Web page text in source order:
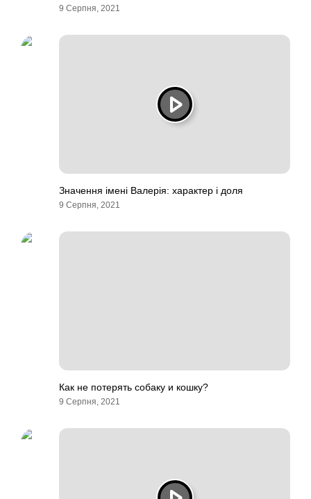
9 Серпня, 2021
Значення імені Валерія: характер і доля
9 Серпня, 2021
Как не потерять собаку и кошку?
9 Серпня, 2021